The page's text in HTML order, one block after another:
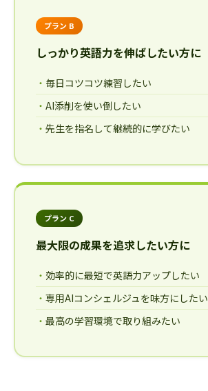
プラン B
しっかり英語力を伸ばしたい方に
毎日コツコツ練習したい
AI添削を使い倒したい
先生を指名して継続的に学びたい
プラン C
最大限の成果を追求したい方に
効率的に最短で英語力アップしたい
専用AIコンシェルジュを味方にしたい
最高の学習環境で取り組みたい